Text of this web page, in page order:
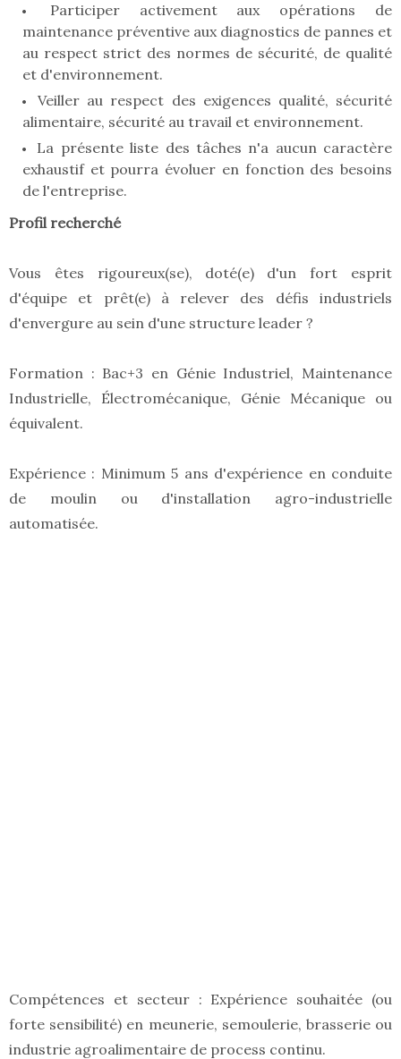
Participer activement aux opérations de
maintenance préventive aux diagnostics de pannes et
au respect strict des normes de sécurité, de qualité
et d'environnement.
Veiller au respect des exigences qualité, sécurité
alimentaire, sécurité au travail et environnement.
La présente liste des tâches n'a aucun caractère
exhaustif et pourra évoluer en fonction des besoins
de l'entreprise.
Profil recherché
Vous êtes rigoureux(se), doté(e) d'un fort esprit
d'équipe et prêt(e) à relever des défis industriels
d'envergure au sein d'une structure leader ?
Formation : Bac+3 en Génie Industriel, Maintenance
Industrielle, Électromécanique, Génie Mécanique ou
équivalent.
Expérience : Minimum 5 ans d'expérience en conduite
de moulin ou d'installation agro-industrielle
automatisée.
Compétences et secteur : Expérience souhaitée (ou
forte sensibilité) en meunerie, semoulerie, brasserie ou
industrie agroalimentaire de process continu.